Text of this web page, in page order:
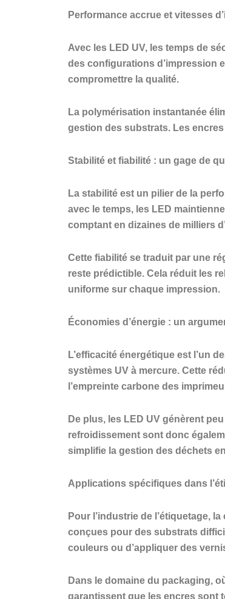
Performance accrue et vitesses
Avec les LED UV, les temps de
des configurations d’impression
compromettre la qualité.
La polymérisation instantanée
gestion des substrats. Les
Stabilité et fiabilité : un gage de
La stabilité est un pilier de la
avec le temps, les LED
comptant en dizaines de milliers
Cette fiabilité se traduit par une
reste prédictible. Cela réduit les
uniforme sur chaque impression.
Économies d’énergie : un
L’efficacité énergétique est l’un
systèmes UV à mercure. Cette
l’empreinte carbone des
De plus, les LED UV génèrent
refroidissement sont donc
simplifie la gestion des déchets
Applications spécifiques dans
Pour l’industrie de l’étiquetage,
conçues pour des substrats
couleurs ou d’appliquer des
Dans le domaine du packaging,
garantissent que les encres sont